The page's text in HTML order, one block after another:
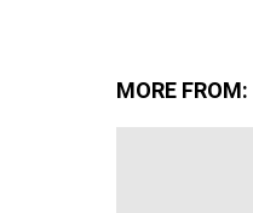
MORE FROM: